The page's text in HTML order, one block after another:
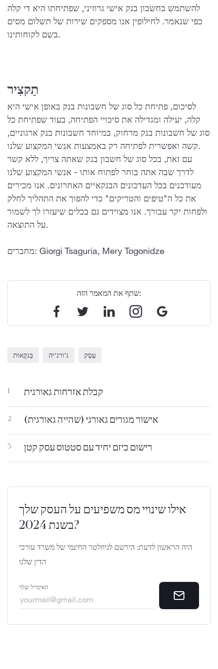
להשתמש בחשבון בנק אישי גרוזיני, שפתיחתו היא די קלה
כפי שנאמר. לחילופין אנו מספקים שירות של תשלום מסים
בשם לקוחותינו.
תַקצִיר
לסיכום, פתיחת כל סוג של חשבונות בנק באופן אישי היא
קלה, יעילה ומגדילה את סיכויי הפתיחה, בעוד שפתיחת כל
סוג של חשבונות בנק מרחוק, במיוחד חשבונות בנק ארגוניים,
קשה ואפשרית לפתיחה רק באמצעות אנשי המקצוע שלנו.
עם זאת, בכל סוג של חשבון בנק שאתה צריך, ללא קשר
לדרך שבה אתה בוחר לפתוח אותו - אנשי המקצוע שלנו
מעודכנים בכל העדכונים הבנקאיים האחרונים. אנו מכירים
את כל ה"טיפים והטריקים" כדי להפוך את התהליך לחלק
ולפחות יקר עבורך. אנו מצוידים גם בכלים שיעזרו לך לשמור
על התוצאה.
מחברים: Giorgi Tsaguria, Mery Togonidze
שתף את המאמר הזה:
בַּנקָאוּת ג'ורג'יה עֵסֶק
1 קבלת אזרחות גאורגית
2 אישור מגורים גאורגי (שהייה גאורגית)
3 רישום כיזם יחיד עם סטטוס עסק קטן
אילו שינויי מס משפיעים על העסק שלך
בשנת 2024?
היה הראשון לדעת: הירשם לניוזלטר החינמי של משרד עורכי
הדין שלנו
האימייל שלך